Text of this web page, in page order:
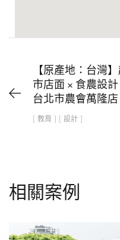
【原產地：台灣
市店面 × 食農設
台北市農會萬隆店
[ 教育 ] [ 設計 ]
相關案例